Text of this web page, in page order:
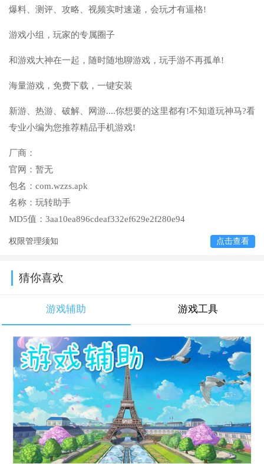
爆料、测评、攻略、视频实时速递，会玩才有逼格!
游戏小组，玩家的专属圈子
和游戏大神在一起，随时随地聊游戏，玩手游不再孤单!
海量游戏，免费下载，一键安装
新游、热游、破解、网游....你想要的这里都有!不知道玩神马?看
专业小编为您推荐精品手机游戏!
厂商：
官网： 暂无
包名： com.wzzs.apk
名称： 玩转助手
MD5值： 3aa10ea896cdeaf332ef629e2f280e94
权限管理须知 点击查看
猜你喜欢
游戏辅助 游戏工具